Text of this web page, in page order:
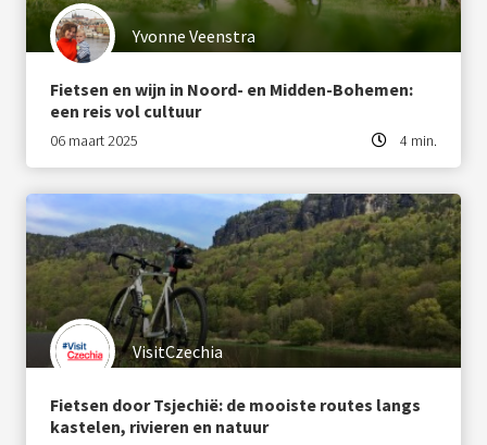
Yvonne Veenstra
Fietsen en wijn in Noord- en Midden-Bohemen:
een reis vol cultuur
06 maart 2025 4 min.
VisitCzechia
Fietsen door Tsjechië: de mooiste routes langs
kastelen, rivieren en natuur